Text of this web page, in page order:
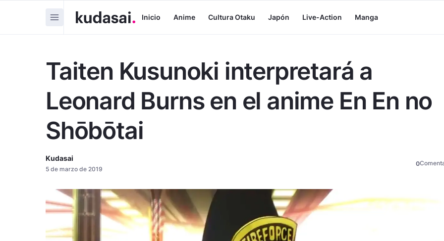
Inicio Anime Cultura Otaku Japón Live-Action Manga
Taiten Kusunoki interpretará a
Leonard Burns en el anime En En no
Shōbōtai
Kudasai
5 de marzo de 2019
0